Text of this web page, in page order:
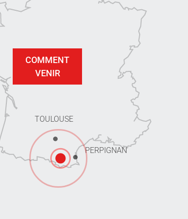
TOULOUSE
PERPIGNAN
COMMENT
VENIR